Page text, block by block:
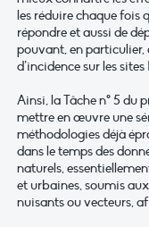
les réduire chaque fois
répondre et aussi de
pouvant, en
d’incidence sur les
Ainsi, la Tâche n° 5 du
mettre en œuvre une
méthodologies déjà
dans le temps des
naturels,
et urbaines, soumis
nuisants ou vecteurs,